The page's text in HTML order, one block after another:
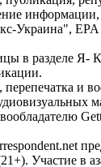
Украина", EPA
в разделе Я-
и
Участие в